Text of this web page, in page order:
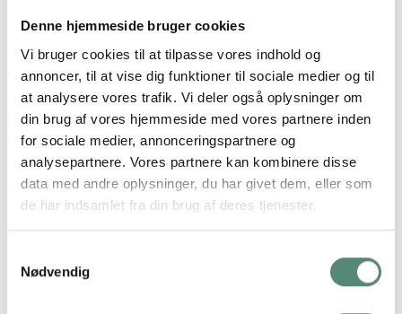
Denne hjemmeside bruger cookies
Vi bruger cookies til at tilpasse vores indhold og
annoncer, til at vise dig funktioner til sociale medier og til
at analysere vores trafik. Vi deler også oplysninger om
din brug af vores hjemmeside med vores partnere inden
for sociale medier, annonceringspartnere og
analysepartnere. Vores partnere kan kombinere disse
data med andre oplysninger, du har givet dem, eller som
de har indsamlet fra din brug af deres tjenester.
Nødvendig
struktur og en varm glød. Ideel for dig, der ønsker en
miljøvenlig løsning uden at gå på kompromis med design.
Ønsker du inspiration til, hvordan du bedst integrerer
trærammer i din boligindretning?Se vores guide
til indretning med egetræsrammer.
En sort ramme i 70×100 cm er det sikre valg, hvis du vil skabe